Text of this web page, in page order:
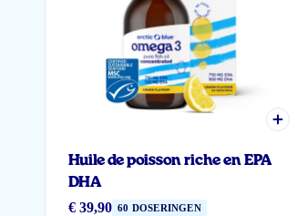
Huile de poisson riche en EPA
DHA
€ 39,90 60 DOSERINGEN